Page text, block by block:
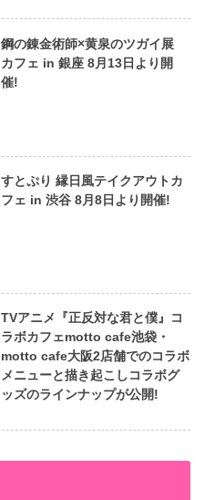
鋼の錬金術師×黄泉のツガイ展
カフェ in 銀座 8月13日より開
催!
すとぷり 縁日風テイクアウトカ
フェ in 渋谷 8月8日より開催!
TVアニメ『正反対な君と僕』コ
ラボカフェmotto cafe池袋・
motto cafe大阪2店舗でのコラボ
メニューと描き起こしコラボグ
ッズのラインナップが公開!